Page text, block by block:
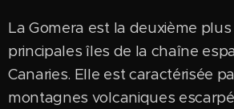
La Gomera est la deuxième
principales îles de la chaîne
Canaries. Elle est caractérisée
montagnes volcaniques